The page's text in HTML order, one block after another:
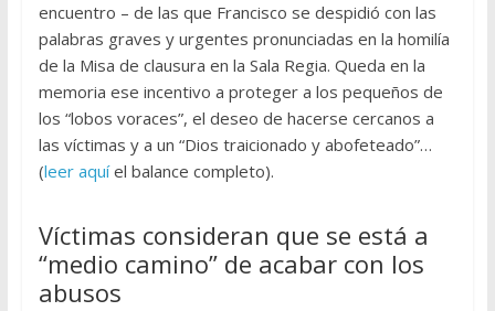
encuentro – de las que Francisco se despidió con las
palabras graves y urgentes pronunciadas en la homilía
de la Misa de clausura en la Sala Regia. Queda en la
memoria ese incentivo a proteger a los pequeños de
los “lobos voraces”, el deseo de hacerse cercanos a
las víctimas y a un “Dios traicionado y abofeteado”…
(leer aquíel balance completo).
Víctimas consideran que se está a
“medio camino” de acabar con los
abusos